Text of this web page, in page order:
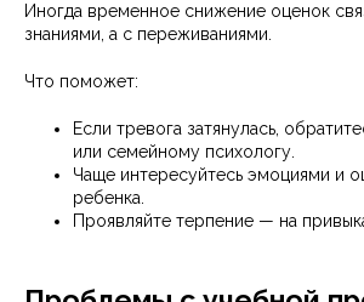
Иногда временное снижение оценок
знаниями, а с переживаниями.
Что поможет:
Если тревога затянулась,
или семейному психологу.
Чаще интересуйтесь эмоциями и
ребенка.
Проявляйте терпение — на